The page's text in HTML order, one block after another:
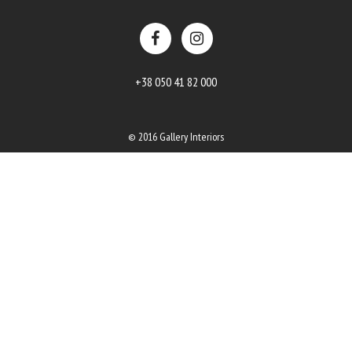
+38 050 41 82 000
© 2016 Gallery Interiors